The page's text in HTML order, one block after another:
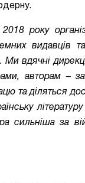
2018 року
Ми вдячні
авторам–за
та діляться
сильніша за